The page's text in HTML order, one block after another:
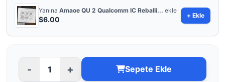
Yanına Amaoe QU 2 Qualcomm IC Reballi... ekle
$6.00 + Ekle
- + Sepete Ekle